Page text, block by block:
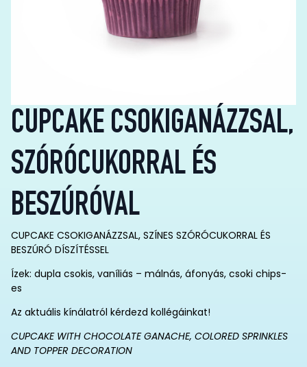
CUPCAKE CSOKIGANÁZZSAL,
SZÓRÓCUKORRAL ÉS
BESZÚRÓVAL
CUPCAKE CSOKIGANÁZZSAL, SZÍNES SZÓRÓCUKORRAL ÉS
BESZÚRÓ DÍSZÍTÉSSEL
Ízek: dupla csokis, vaníliás – málnás, áfonyás, csoki chips-
es
Az aktuális kínálatról kérdezd kollégáinkat!
CUPCAKE WITH CHOCOLATE GANACHE, COLORED SPRINKLES
AND TOPPER DECORATION